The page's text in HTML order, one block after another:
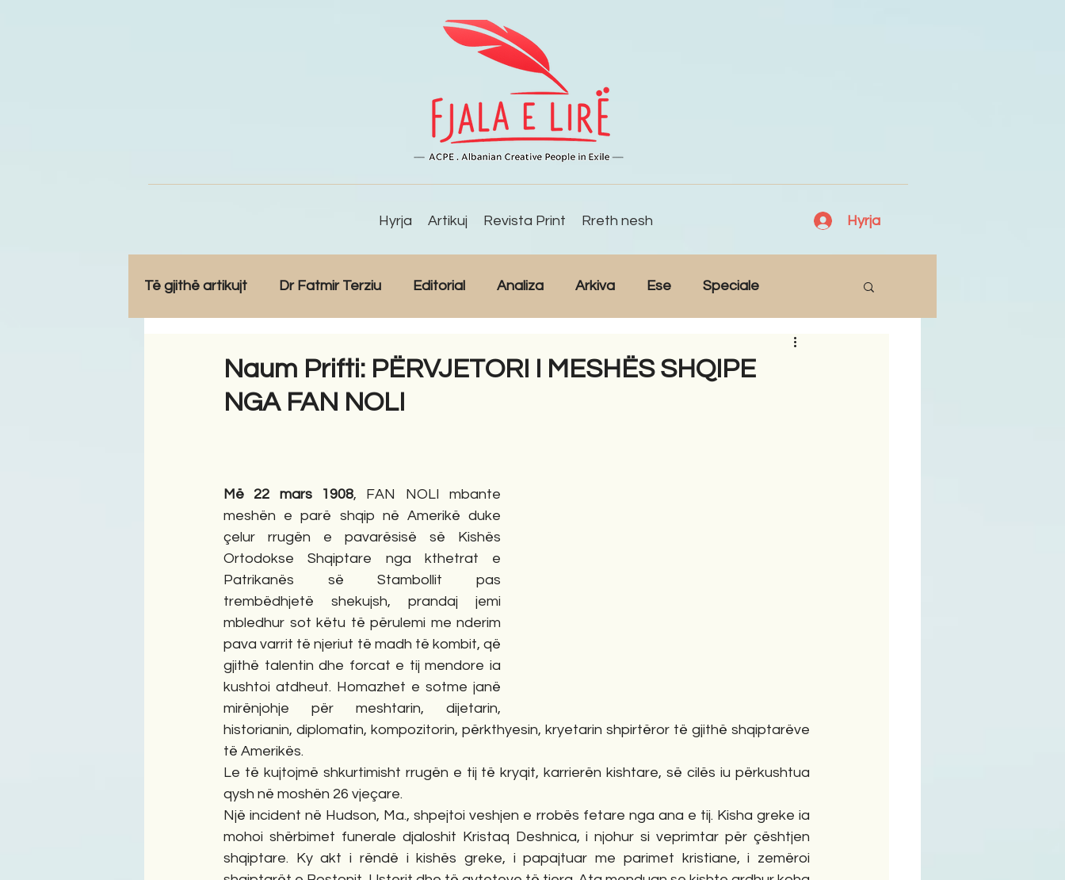
Hyrja Artikuj Revista Print Rreth nesh Hyrja
Të gjithë artikujt Dr Fatmir Terziu Editorial Analiza Arkiva Ese Speciale
Antologji Poezi Tregime
Naum Prifti: PËRVJETORI I MESHËS SHQIPE
NGA FAN NOLI
Më 22 mars 1908, FAN NOLI mbante
meshën e parë shqip në Amerikë duke
çelur rrugën e pavarësisë së Kishës
Ortodokse Shqiptare nga kthetrat e
Patrikanës së Stambollit pas
trembëdhjetë shekujsh, prandaj jemi
mbledhur sot këtu të përulemi me nderim
pava varrit të njeriut të madh të kombit, që
gjithë talentin dhe forcat e tij mendore ia
kushtoi atdheut. Homazhet e sotme janë
mirënjohje për meshtarin, dijetarin,
historianin, diplomatin, kompozitorin, përkthyesin, kryetarin shpirtëror të gjithë shqiptarëve
të Amerikës.
Le të kujtojmë shkurtimisht rrugën e tij të kryqit, karrierën kishtare, së cilës iu përkushtua
qysh në moshën 26 vjeçare.
Një incident në Hudson, Ma., shpejtoi veshjen e rrobës fetare nga ana e tij. Kisha greke ia
mohoi shërbimet funerale djaloshit Kristaq Deshnica, i njohur si veprimtar për çështjen
shqiptare. Ky akt i rëndë i kishës greke, i papajtuar me parimet kristiane, i zemëroi